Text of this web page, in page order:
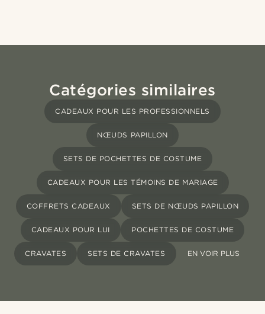
Catégories similaires
CADEAUX POUR LES PROFESSIONNELS
NŒUDS PAPILLON
SETS DE POCHETTES DE COSTUME
CADEAUX POUR LES TÉMOINS DE MARIAGE
COFFRETS CADEAUX SETS DE NŒUDS PAPILLON
CADEAUX POUR LUI POCHETTES DE COSTUME
CRAVATES SETS DE CRAVATES EN VOIR PLUS